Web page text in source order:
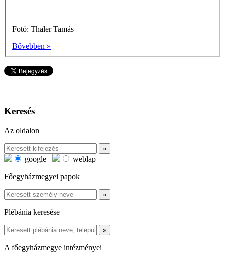
Fotó: Thaler Tamás
Bővebben »
Keresés
Az oldalon
google
weblap
Főegyházmegyei papok
Plébánia keresése
A főegyházmegye intézményei